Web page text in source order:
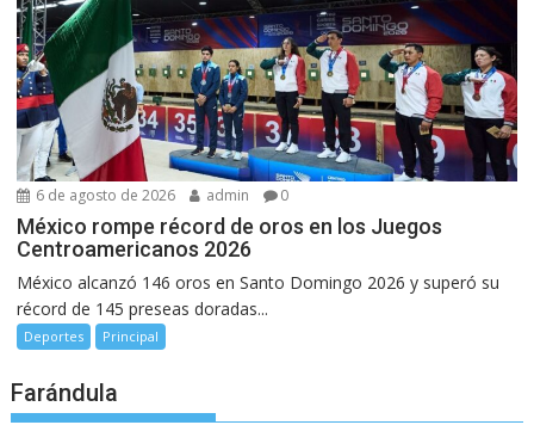
6 de agosto de 2026 admin 0
México rompe récord de oros en los Juegos
Centroamericanos 2026
México alcanzó 146 oros en Santo Domingo 2026 y superó su
récord de 145 preseas doradas...
Deportes Principal
Farándula